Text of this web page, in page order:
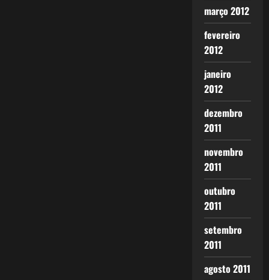
março 2012
fevereiro
2012
janeiro
2012
dezembro
2011
novembro
2011
outubro
2011
setembro
2011
agosto 2011